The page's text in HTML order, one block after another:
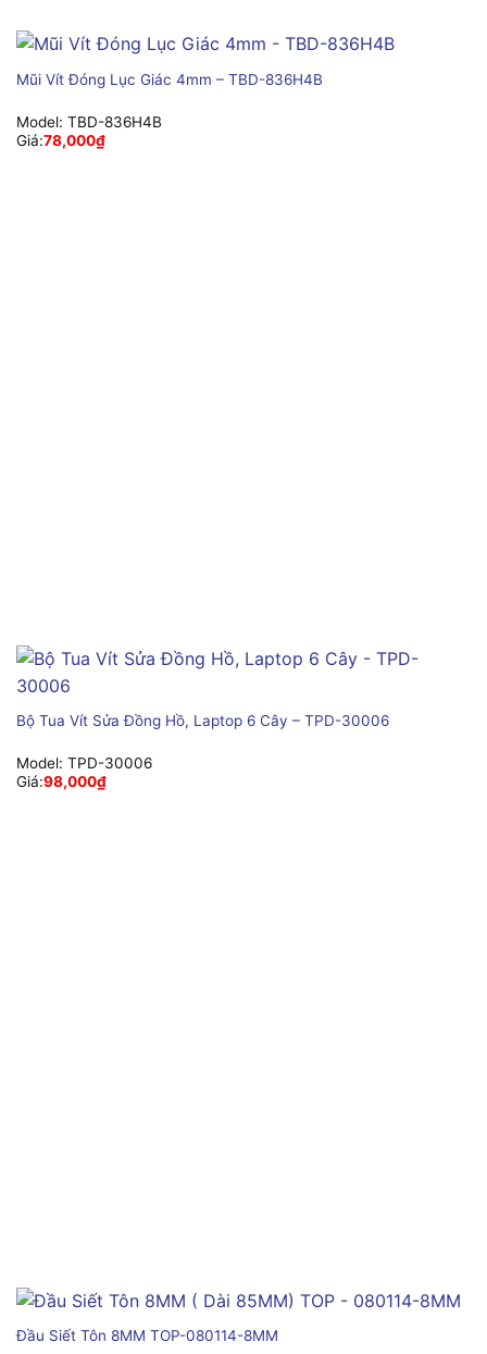
Mũi Vít Đóng Lục Giác 4mm – TBD-836H4B
Model: TBD-836H4B
Giá:78,000₫
Bộ Tua Vít Sửa Đồng Hồ, Laptop 6 Cây – TPD-30006
Model: TPD-30006
Giá:98,000₫
Đầu Siết Tôn 8MM TOP-080114-8MM